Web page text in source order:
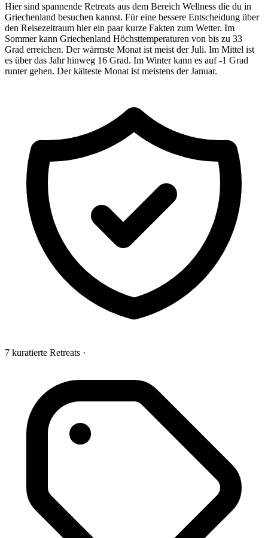
Hier sind spannende Retreats aus dem Bereich Wellness die du in
Griechenland besuchen kannst. Für eine bessere Entscheidung über
den Reisezeitraum hier ein paar kurze Fakten zum Wetter. Im
Sommer kann Griechenland Höchsttemperaturen von bis zu 33
Grad erreichen. Der wärmste Monat ist meist der Juli. Im Mittel ist
es über das Jahr hinweg 16 Grad. Im Winter kann es auf -1 Grad
runter gehen. Der kälteste Monat ist meistens der Januar.
7 kuratierte Retreats ·